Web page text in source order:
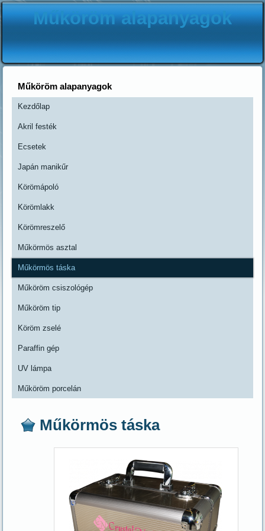
Műköröm alapanyagok
Műköröm alapanyagok
Kezdőlap
Akril festék
Ecsetek
Japán manikűr
Körömápoló
Körömlakk
Körömreszelő
Műkörmös asztal
Műkörmös táska
Műköröm csiszológép
Műköröm tip
Köröm zselé
Paraffin gép
UV lámpa
Műköröm porcelán
Műkörmös táska